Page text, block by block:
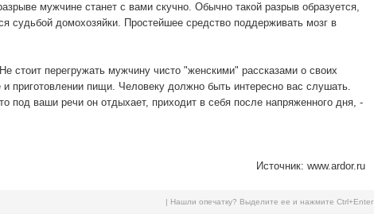
мужчине станет с вами скучно. Обычно такой разрыв образуется,
судьбой домохозяйки. Простейшее средство поддерживать мозг в
стоит перегружать мужчину чисто "женскими" рассказами о своих
и приготовлении пищи. Человеку должно быть интересно вас слушать.
под ваши речи он отдыхает, приходит в себя после напряженного дня, -
Источник: www.ardor.ru
| Нашли опечатку? Выделите ее и нажмите Ctrl+Enter